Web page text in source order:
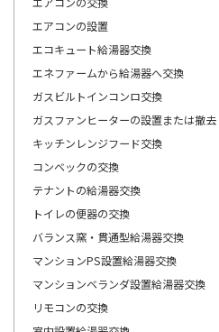
エアコンの設置
エコキュート給湯器交換
エネファームから給湯器へ交換
ガスビルトインコンロ交換
ガスファンヒーターの設置または撤去
キッチンレンジフード交換
コンベックの交換
テナントの給湯器交換
トイレの便器の交換
バランス窯・貫通型給湯器交換
マンションPS設置給湯器交換
マンションベランダ設置給湯器交換
リモコンの交換